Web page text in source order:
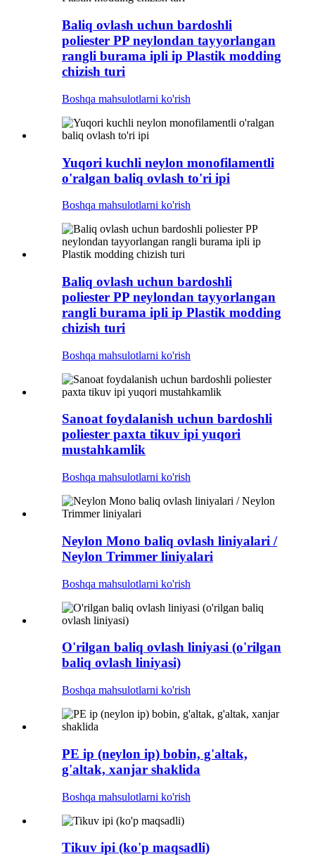
Baliq ovlash uchun bardoshli
poliester PP neylondan tayyorlangan
rangli burama ipli ip Plastik modding
chizish turi
Boshqa mahsulotlarni ko'rish
Yuqori kuchli neylon monofilamentli
o'ralgan baliq ovlash to'ri ipi
Boshqa mahsulotlarni ko'rish
Baliq ovlash uchun bardoshli
poliester PP neylondan tayyorlangan
rangli burama ipli ip Plastik modding
chizish turi
Boshqa mahsulotlarni ko'rish
Sanoat foydalanish uchun bardoshli
poliester paxta tikuv ipi yuqori
mustahkamlik
Boshqa mahsulotlarni ko'rish
Neylon Mono baliq ovlash liniyalari /
Neylon Trimmer liniyalari
Boshqa mahsulotlarni ko'rish
O'rilgan baliq ovlash liniyasi (o'rilgan
baliq ovlash liniyasi)
Boshqa mahsulotlarni ko'rish
PE ip (neylon ip) bobin, g'altak,
g'altak, xanjar shaklida
Boshqa mahsulotlarni ko'rish
Tikuv ipi (ko'p maqsadli)